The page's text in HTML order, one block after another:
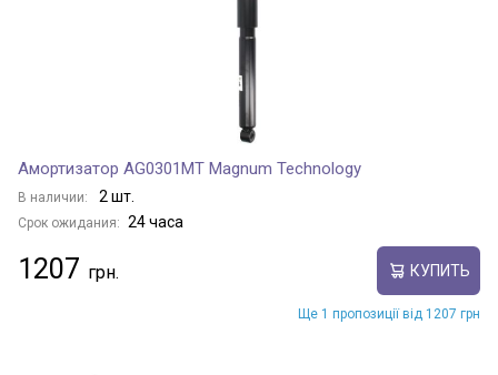
Амортизатор AG0301MT Magnum Technology
В наличии: 2 шт.
Срок ожидания: 24 часа
1207 КУПИТЬ
Ще 1 пропозиції від 1207 грн